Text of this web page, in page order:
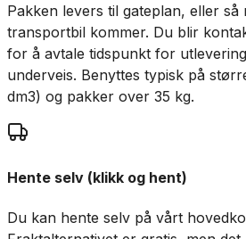
Pakken levers til gateplan, eller
transportbil kommer. Du blir
for å avtale tidspunkt for
underveis. Benyttes typisk på
dm3) og pakker over 35 kg.
Hente selv (klikk og hent)
Du kan hente selv på vårt